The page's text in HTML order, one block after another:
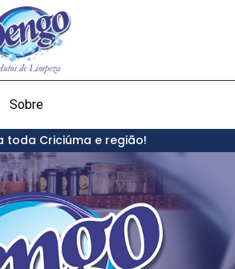
Sobre
toda Criciúma e região!